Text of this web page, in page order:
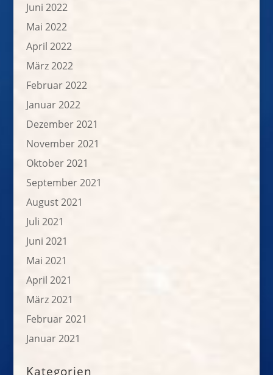
Juni 2022
Mai 2022
April 2022
März 2022
Februar 2022
Januar 2022
Dezember 2021
November 2021
Oktober 2021
September 2021
August 2021
Juli 2021
Juni 2021
Mai 2021
April 2021
März 2021
Februar 2021
Januar 2021
Kategorien